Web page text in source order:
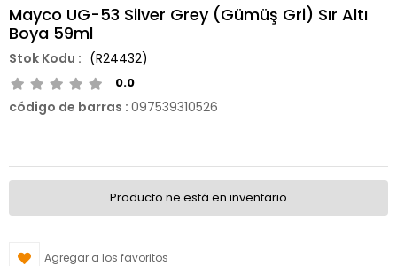
Mayco UG-53 Silver Grey (Gümüş Gri) Sır Altı
Boya 59ml
(R24432)
0.0
código de barras : 097539310526
Producto ne está en inventario
Agregar a los favoritos